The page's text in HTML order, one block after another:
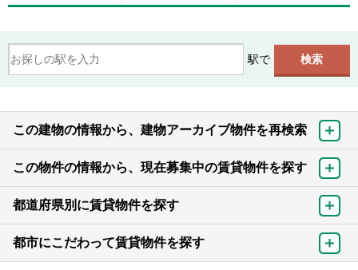
駅で
この建物の情報から、建物アーカイブ物件を再検索
この物件の情報から、現在募集中の賃貸物件を探す
都道府県別に賃貸物件を探す
都市にこだわって賃貸物件を探す